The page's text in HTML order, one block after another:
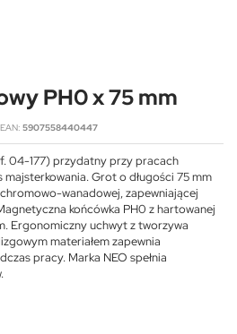
PH0 x 75 mm
EAN 5907558440447
04-177) przydatny przy pracach
Grot o długości 75 mm
wanadowej, zapewniającej
końcówka PH0 z hartowanej
Ergonomiczny uchwyt z tworzywa
materiałem zapewnia
pracy. Marka NEO spełnia